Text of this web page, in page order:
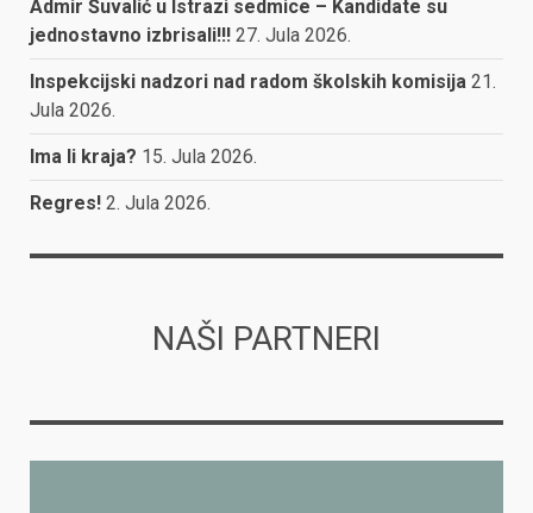
Admir Šuvalić u Istrazi sedmice – Kandidate su
jednostavno izbrisali!!! 27. Jula 2026.
Inspekcijski nadzori nad radom školskih komisija 21.
Jula 2026.
Ima li kraja? 15. Jula 2026.
Regres! 2. Jula 2026.
NAŠI PARTNERI